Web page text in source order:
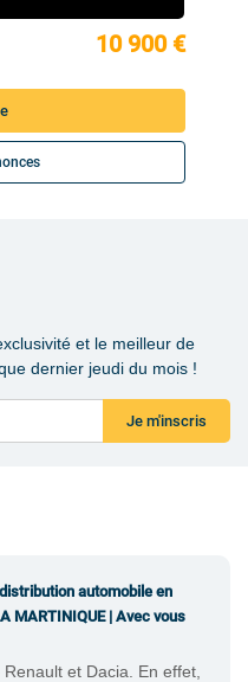
10 900 €
et le meilleur de
dernier jeudi du mois !
Je m'inscris
automobile en
MARTINIQUE | Avec vous
et Dacia. En effet,